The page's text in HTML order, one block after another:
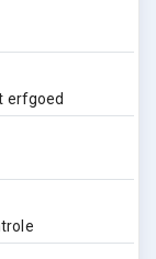
erfgoed